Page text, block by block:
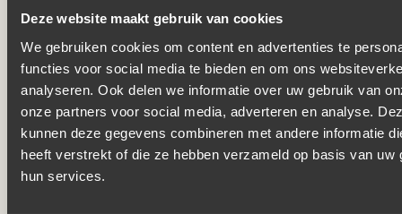
Deze website maakt gebruik van cookies
We gebruiken cookies om content en advertenties te
functies voor social media te bieden en om ons
analyseren. Ook delen we informatie over uw gebruik van
onze partners voor social media, adverteren en analyse.
kunnen deze gegevens combineren met andere informatie
heeft verstrekt of die ze hebben verzameld op basis van uw
hun services.
Wij hebben de catering mogen verzorgen in
all in buffethebben meerdere klanten genoten van onze
overheerlijke ambachtelijke catering!
EEN CATERING THUIS EN
LEKKER GEEN AFWAS!